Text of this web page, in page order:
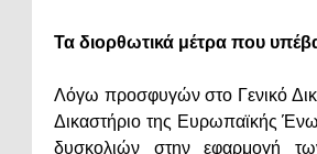
Τα διορθωτικά μέτρα που
Λόγω προσφυγών στο Γενικό
Δικαστήριο της Ευρωπαϊκής
δυσκολιών στην εφαρμογή